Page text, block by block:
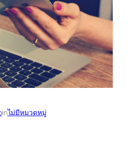
inไม่มีหมวดหมู่